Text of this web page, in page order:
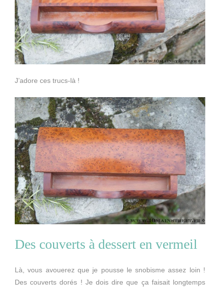
J’adore ces trucs-là !
Des couverts à dessert en vermeil
Là, vous avouerez que je pousse le snobisme assez loin !
Des couverts dorés ! Je dois dire que ça faisait longtemps